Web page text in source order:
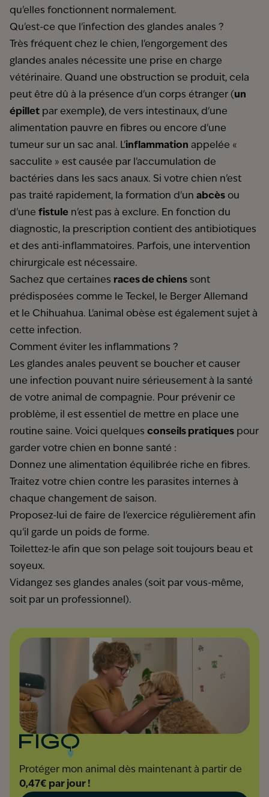
qu'elles fonctionnent normalement.
Qu'est-ce que l'infection des glandes anales ?
Très fréquent chez le chien, l'engorgement des
glandes anales nécessite une prise en charge
vétérinaire. Quand une obstruction se produit, cela
peut être dû à la présence d'un corps étranger (un
épillet par exemple), de vers intestinaux, d'une
alimentation pauvre en fibres ou encore d'une
tumeur sur un sac anal. L'inflammation appelée «
sacculite » est causée par l'accumulation de
bactéries dans les sacs anaux. Si votre chien n'est
pas traité rapidement, la formation d'un abcès ou
d'une fistule n'est pas à exclure. En fonction du
diagnostic, la prescription contient des antibiotiques
et des anti-inflammatoires. Parfois, une intervention
chirurgicale est nécessaire.
Sachez que certaines races de chiens sont
prédisposées comme le Teckel, le Berger Allemand
et le Chihuahua. L'animal obèse est également sujet à
cette infection.
Comment éviter les inflammations ?
Les glandes anales peuvent se boucher et causer
une infection pouvant nuire sérieusement à la santé
de votre animal de compagnie. Pour prévenir ce
problème, il est essentiel de mettre en place une
routine saine. Voici quelques conseils pratiques pour
garder votre chien en bonne santé :
Donnez une alimentation équilibrée riche en fibres.
Traitez votre chien contre les parasites internes à
chaque changement de saison.
Proposez-lui de faire de l'exercice régulièrement afin
qu'il garde un poids de forme.
Toilettez-le afin que son pelage soit toujours beau et
soyeux.
Vidangez ses glandes anales (soit par vous-même,
soit par un professionnel).
Protéger mon animal dès maintenant à partir de
0,47€ par jour !